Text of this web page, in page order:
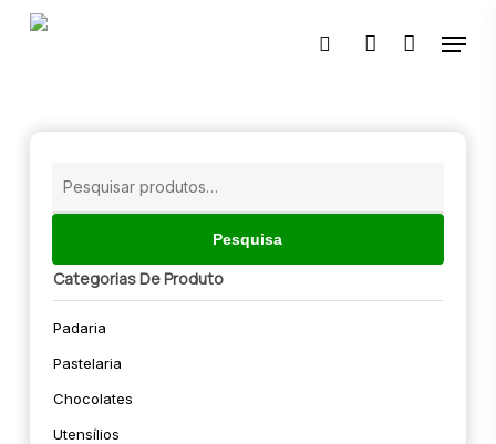
Skip
🔍
pesquisaraccount
Menu
Pesquisa
Categorias De Produto
Padaria
Pastelaria
Chocolates
Utensílios